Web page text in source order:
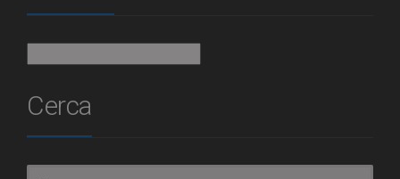
Cerca